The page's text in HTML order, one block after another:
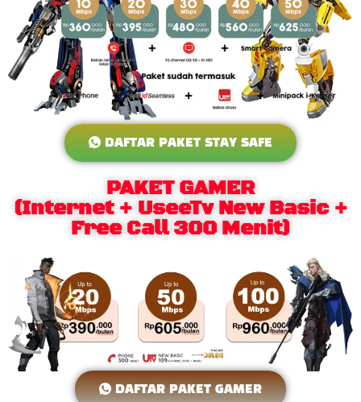
DAFTAR PAKET STAY SAFE
PAKET GAMER
(Internet + UseeTv New Basic +
Free Call 300 Menit)
DAFTAR PAKET GAMER